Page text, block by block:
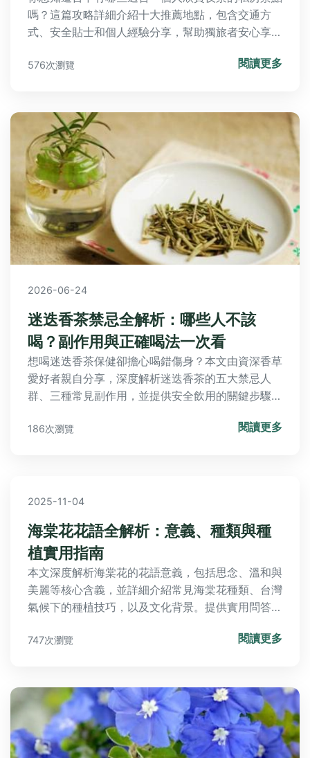
嗎？這篇攻略詳細介紹十大推薦地點，包含交通方
式、安全貼士和個人經驗分享，幫助獨旅者安心享受
576次瀏覽 閱讀更多
2026-06-24
迷迭香茶禁忌全解析：哪些人不該
喝？副作用與正確喝法一次看
想喝迷迭香茶保健卻擔心喝錯傷身？本文由資深香草
愛好者親自分享，深度解析迷迭香茶的五大禁忌人
群、三種常見副作用，並提供安全飲用的關鍵步驟與
186次瀏覽 閱讀更多
2025-11-04
海棠花花語全解析：意義、種類與種
植實用指南
本文深度解析海棠花的花語意義，包括思念、溫和與
美麗等核心含義，並詳細介紹常見海棠花種類、台灣
氣候下的種植技巧，以及文化背景。提供實用問答，
愛好者與送禮參考。
747次瀏覽 閱讀更多